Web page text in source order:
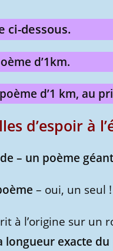
ci-dessous.
d’1km.
d’1 km, au
d’espoir à
– un poème
– oui, un seul !
à l’origine sur un
longueur exacte